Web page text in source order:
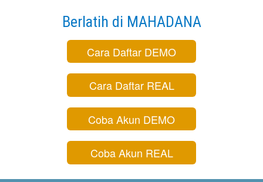
Berlatih di MAHADANA
Cara Daftar DEMO
Cara Daftar REAL
Coba Akun DEMO
Coba Akun REAL